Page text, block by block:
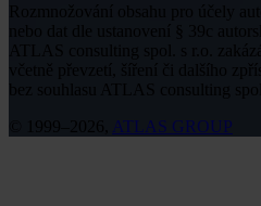
včetně převzetí, šíření či dalšího
ATLAS GROUP